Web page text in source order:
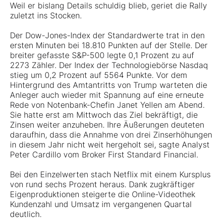
Kontakt
Weil er bislang Details schuldig blieb, geriet die Rally
zuletzt ins Stocken.
Der Dow-Jones-Index der Standardwerte trat in den
ersten Minuten bei 18.810 Punkten auf der Stelle. Der
breiter gefasste S&P-500 legte 0,1 Prozent zu auf
2273 Zähler. Der Index der Technologiebörse Nasdaq
stieg um 0,2 Prozent auf 5564 Punkte. Vor dem
Hintergrund des Amtantritts von Trump warteten die
Anleger auch wieder mit Spannung auf eine erneute
Rede von Notenbank-Chefin Janet Yellen am Abend.
Sie hatte erst am Mittwoch das Ziel bekräftigt, die
Zinsen weiter anzuheben. Ihre Äußerungen deuteten
daraufhin, dass die Annahme von drei Zinserhöhungen
in diesem Jahr nicht weit hergeholt sei, sagte Analyst
Peter Cardillo vom Broker First Standard Financial.
Bei den Einzelwerten stach Netflix mit einem Kursplus
von rund sechs Prozent heraus. Dank zugkräftiger
Eigenproduktionen steigerte die Online-Videothek
Kundenzahl und Umsatz im vergangenen Quartal
deutlich.